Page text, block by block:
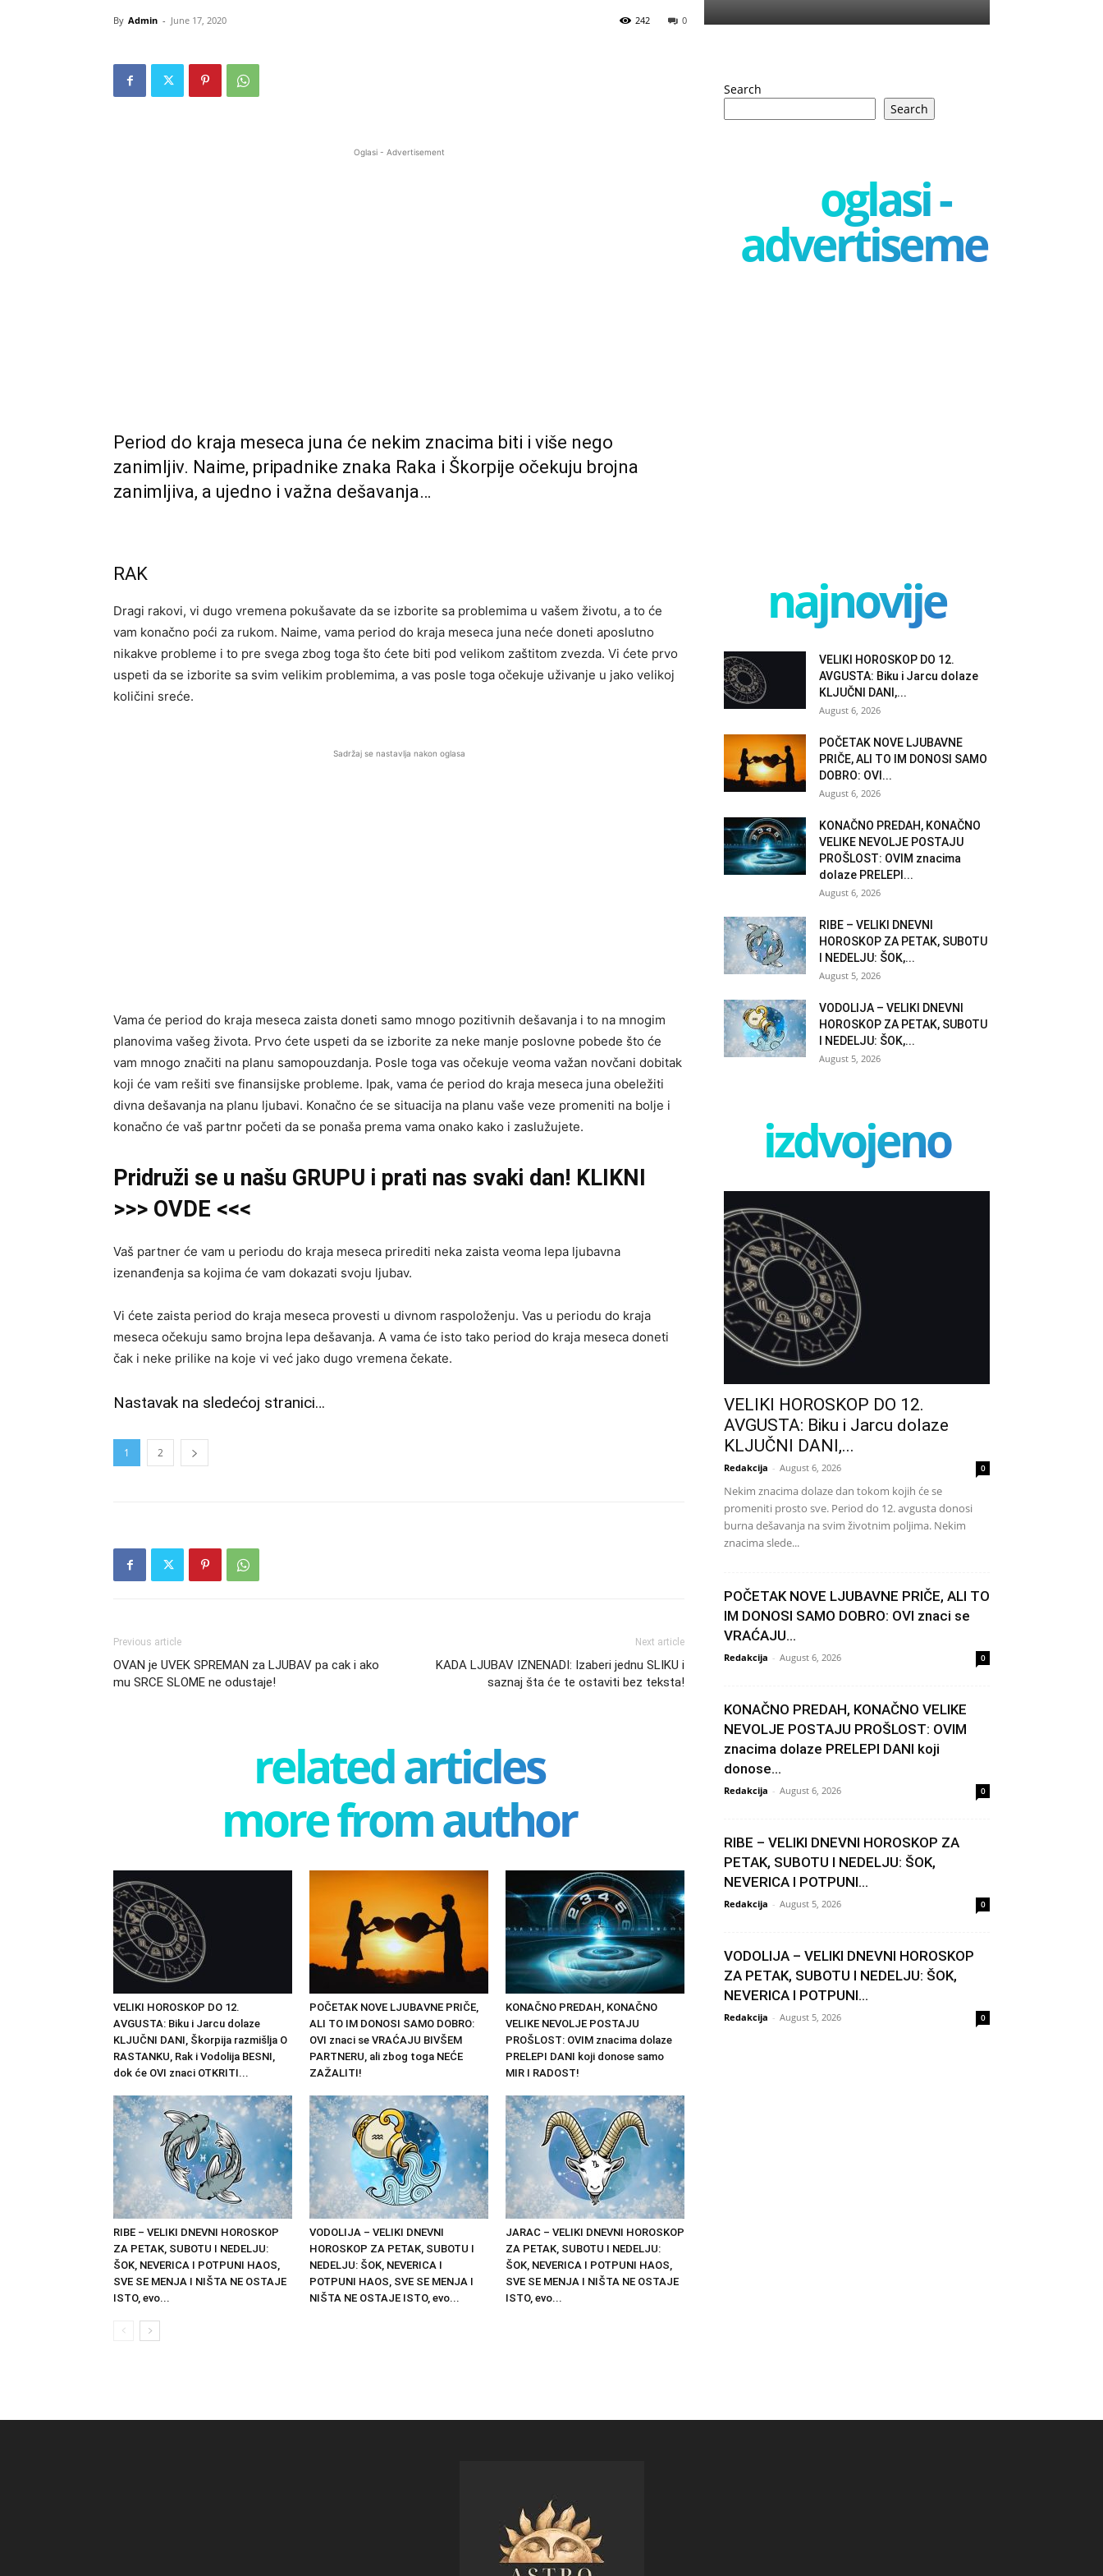
By Admin - June 17, 2020 0
242
Oglasi - Advertisement
Period do kraja meseca juna će nekim znacima biti i više nego
zanimljiv. Naime, pripadnike znaka Raka i Škorpije očekuju brojna
zanimljiva, a ujedno i važna dešavanja…
RAK
Dragi rakovi, vi dugo vremena pokušavate da se izborite sa problemima u vašem životu, a to će
vam konačno poći za rukom. Naime, vama period do kraja meseca juna neće doneti aposlutno
nikakve probleme i to pre svega zbog toga što ćete biti pod velikom zaštitom zvezda. Vi ćete prvo
uspeti da se izborite sa svim velikim problemima, a vas posle toga očekuje uživanje u jako velikoj
količini sreće.
Sadržaj se nastavlja nakon oglasa
Vama će period do kraja meseca zaista doneti samo mnogo pozitivnih dešavanja i to na mnogim
planovima vašeg života. Prvo ćete uspeti da se izborite za neke manje poslovne pobede što će
vam mnogo značiti na planu samopouzdanja. Posle toga vas očekuje veoma važan novčani dobitak
koji će vam rešiti sve finansijske probleme. Ipak, vama će period do kraja meseca juna obeležiti
divna dešavanja na planu ljubavi. Konačno će se situacija na planu vaše veze promeniti na bolje i
konačno će vaš partnr početi da se ponaša prema vama onako kako i zaslužujete.
Pridruži se u našu GRUPU i prati nas svaki dan! KLIKNI
>>> OVDE <<<
Vaš partner će vam u periodu do kraja meseca prirediti neka zaista veoma lepa ljubavna
izenanđenja sa kojima će vam dokazati svoju ljubav.
Vi ćete zaista period do kraja meseca provesti u divnom raspoloženju. Vas u periodu do kraja
meseca očekuju samo brojna lepa dešavanja. A vama će isto tako period do kraja meseca doneti
čak i neke prilike na koje vi već jako dugo vremena čekate.
Nastavak na sledećoj stranici…
1 2
Previous article
OVAN je UVEK SPREMAN za LJUBAV pa cak i ako
mu SRCE SLOME ne odustaje!
Next article
KADA LJUBAV IZNENADI: Izaberi jednu SLIKU i
saznaj šta će te ostaviti bez teksta!
related articles
more from author
VELIKI HOROSKOP DO 12.
AVGUSTA: Biku i Jarcu dolaze
KLJUČNI DANI, Škorpija razmišlja O
RASTANKU, Rak i Vodolija BESNI,
dok će OVI znaci OTKRITI...
POČETAK NOVE LJUBAVNE PRIČE,
ALI TO IM DONOSI SAMO DOBRO:
OVI znaci se VRAĆAJU BIVŠEM
PARTNERU, ali zbog toga NEĆE
ZAŽALITI!
KONAČNO PREDAH, KONAČNO
VELIKE NEVOLJE POSTAJU
PROŠLOST: OVIM znacima dolaze
PRELEPI DANI koji donose samo
MIR I RADOST!
RIBE – VELIKI DNEVNI HOROSKOP
ZA PETAK, SUBOTU I NEDELJU:
ŠOK, NEVERICA I POTPUNI HAOS,
SVE SE MENJA I NIŠTA NE OSTAJE
ISTO, evo...
VODOLIJA – VELIKI DNEVNI
HOROSKOP ZA PETAK, SUBOTU I
NEDELJU: ŠOK, NEVERICA I
POTPUNI HAOS, SVE SE MENJA I
NIŠTA NE OSTAJE ISTO, evo...
JARAC – VELIKI DNEVNI HOROSKOP
ZA PETAK, SUBOTU I NEDELJU:
ŠOK, NEVERICA I POTPUNI HAOS,
SVE SE MENJA I NIŠTA NE OSTAJE
ISTO, evo...
Search
Search
oglasi -
advertisement
najnovije
VELIKI HOROSKOP DO 12.
AVGUSTA: Biku i Jarcu dolaze
KLJUČNI DANI,...
August 6, 2026
POČETAK NOVE LJUBAVNE
PRIČE, ALI TO IM DONOSI SAMO
DOBRO: OVI...
August 6, 2026
KONAČNO PREDAH, KONAČNO
VELIKE NEVOLJE POSTAJU
PROŠLOST: OVIM znacima
dolaze PRELEPI...
August 6, 2026
RIBE – VELIKI DNEVNI
HOROSKOP ZA PETAK, SUBOTU
I NEDELJU: ŠOK,...
August 5, 2026
VODOLIJA – VELIKI DNEVNI
HOROSKOP ZA PETAK, SUBOTU
I NEDELJU: ŠOK,...
August 5, 2026
izdvojeno
VELIKI HOROSKOP DO 12.
AVGUSTA: Biku i Jarcu dolaze
KLJUČNI DANI,...
Redakcija - August 6, 2026 0
Nekim znacima dolaze dan tokom kojih će se
promeniti prosto sve. Period do 12. avgusta donosi
burna dešavanja na svim životnim poljima. Nekim
znacima slede...
POČETAK NOVE LJUBAVNE PRIČE, ALI TO
IM DONOSI SAMO DOBRO: OVI znaci se
VRAĆAJU...
Redakcija - August 6, 2026 0
KONAČNO PREDAH, KONAČNO VELIKE
NEVOLJE POSTAJU PROŠLOST: OVIM
znacima dolaze PRELEPI DANI koji
donose...
Redakcija - August 6, 2026 0
RIBE – VELIKI DNEVNI HOROSKOP ZA
PETAK, SUBOTU I NEDELJU: ŠOK,
NEVERICA I POTPUNI...
Redakcija - August 5, 2026 0
VODOLIJA – VELIKI DNEVNI HOROSKOP
ZA PETAK, SUBOTU I NEDELJU: ŠOK,
NEVERICA I POTPUNI...
Redakcija - August 5, 2026 0